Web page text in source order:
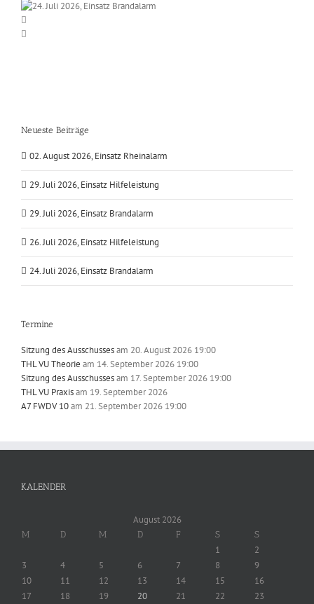
Neueste Beiträge
02. August 2026, Einsatz Rheinalarm
29. Juli 2026, Einsatz Hilfeleistung
29. Juli 2026, Einsatz Brandalarm
26. Juli 2026, Einsatz Hilfeleistung
24. Juli 2026, Einsatz Brandalarm
Termine
Sitzung des Ausschussesam 20. August 2026 19:00
THL VU Theorie am 14. September 2026 19:00
Sitzung des Ausschussesam 17. September 2026 19:00
THL VU Praxisam 19. September 2026
A7 FWDV 10am 21. September 2026 19:00
KALENDER
August 2026
M D M D F S S
1
2
3
4 5 6 7 8
9
10
11 12 13 14 15
16
17
18 19 20 21 22
23